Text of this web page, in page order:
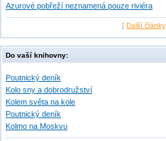
Azurové pobřeží neznamená pouze riviéra
[ Další články
Do vaší knihovny:
Poutnický deník
Kolo sny a dobrodružství
Kolem světa na kole
Poutnický deník
Kolmo na Moskvu